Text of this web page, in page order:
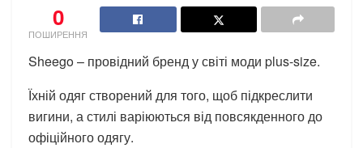
0
ПОШИРЕННЯ
Sheego – провідний бренд у світі моди plus-size.
Їхній одяг створений для того, щоб підкреслити
вигини, а стилі варіюються від повсякденного до
офіційного одягу.